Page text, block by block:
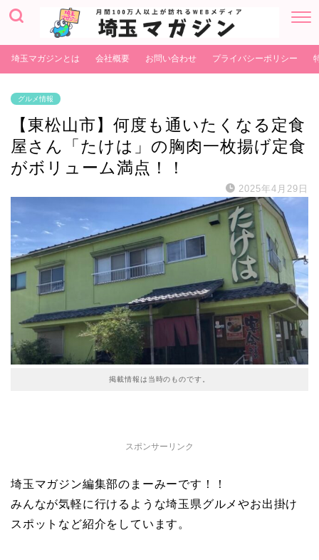
埼玉マガジンとは 会社概要 お問い合わせ プライバシーポリシー
グルメ情報
【東松山市】何度も通いたくなる定食
屋さん「たけは」の胸肉一枚揚げ定食
がボリューム満点！！
2025年4月29日
掲載情報は当時のものです。
スポンサーリンク
埼玉マガジン編集部のまーみーです！！
みんなが気軽に行けるような埼玉県グルメやお出掛け
スポットなど紹介をしています。